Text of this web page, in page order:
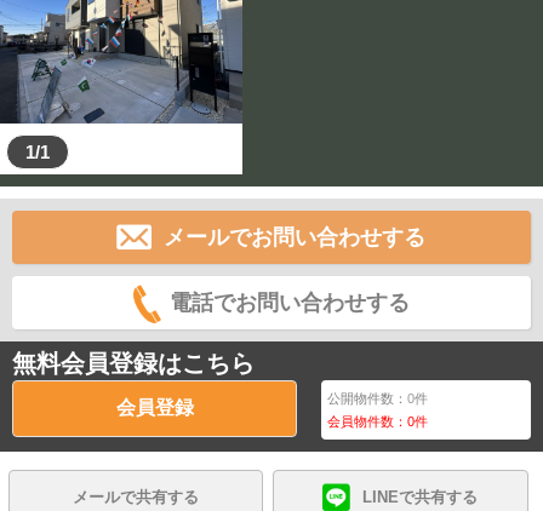
1/1
メールでお問い合わせする
電話でお問い合わせする
無料会員登録はこちら
会員登録 公開物件数：0件
会員物件数：0件
メールで共有する LINEで共有する